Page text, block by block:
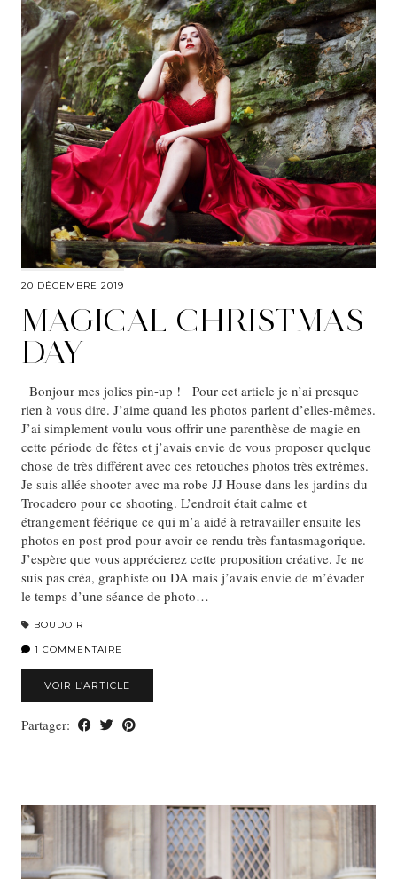
20 DÉCEMBRE 2019
MAGICAL CHRISTMAS
DAY
Bonjour mes jolies pin-up ! Pour cet article je n’ai presque
rien à vous dire. J’aime quand les photos parlent d’elles-mêmes.
J’ai simplement voulu vous offrir une parenthèse de magie en
cette période de fêtes et j’avais envie de vous proposer quelque
chose de très différent avec ces retouches photos très extrêmes.
Je suis allée shooter avec ma robe JJ House dans les jardins du
Trocadero pour ce shooting. L’endroit était calme et
étrangement féérique ce qui m’a aidé à retravailler ensuite les
photos en post-prod pour avoir ce rendu très fantasmagorique.
J’espère que vous apprécierez cette proposition créative. Je ne
suis pas créa, graphiste ou DA mais j’avais envie de m’évader
le temps d’une séance de photo…
BOUDOIR
1 COMMENTAIRE
VOIR L’ARTICLE
Partager: